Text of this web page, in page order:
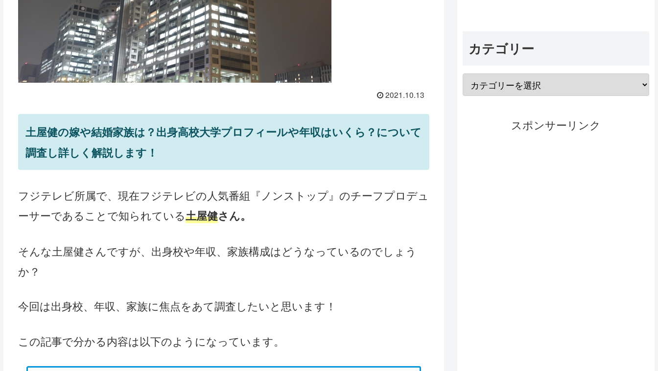
2021.10.13
土屋健の嫁や結婚家族は？出身高校大学プロフィールや年収はいくら？について
調査し詳しく解説します！
フジテレビ所属で、現在フジテレビの人気番組『ノンストップ』のチーフプロデュ
ーサーであることで知られている土屋健さん。
そんな土屋健さんですが、出身校や年収、家族構成はどうなっているのでしょう
か？
今回は出身校、年収、家族に焦点をあて調査したいと思います！
この記事で分かる内容は以下のようになっています。
カテゴリー
スポンサーリンク